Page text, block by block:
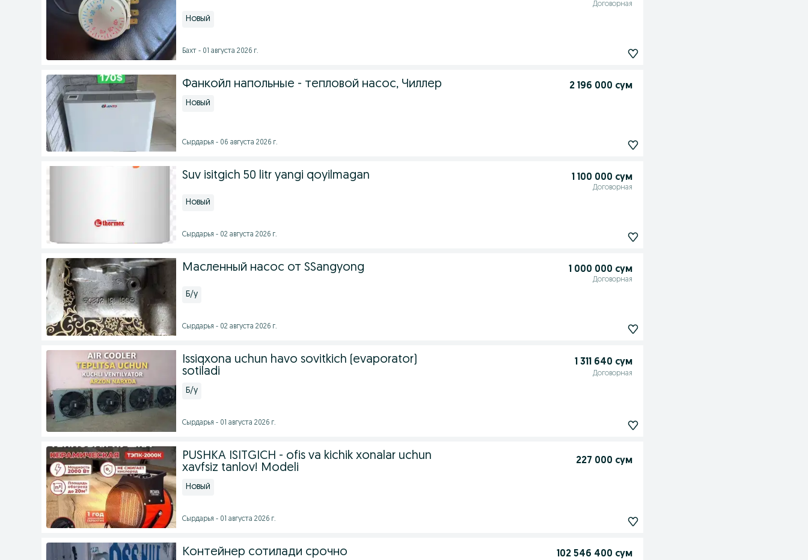
Договорная
Новый
Бахт - 01 августа 2026 г.
Фанкойл напольные - тепловой насос, Чиллер 2 196 000 сум
Новый
Сырдарья - 06 августа 2026 г.
Suv isitgich 50 litr yangi qoyilmagan 1 100 000 сум
Договорная
Новый
Сырдарья - 02 августа 2026 г.
Масленный насос от SSangyong 1 000 000 сум
Договорная
Б/у
Сырдарья - 02 августа 2026 г.
Issiqxona uchun havo sovitkich (evaporator)
sotiladi
1 311 640 сум
Договорная
Б/у
Сырдарья - 01 августа 2026 г.
PUSHKA ISITGICH - ofis va kichik xonalar uchun
xavfsiz tanlov! Modeli
227 000 сум
Новый
Сырдарья - 01 августа 2026 г.
Контейнер сотилади срочно 102 546 400 сум